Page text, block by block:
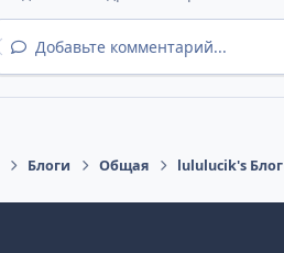
Добавьте комментарий...
Блоги Общая lululucik's Блог